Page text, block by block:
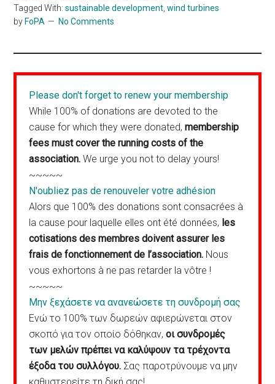
Tagged With:sustainable development ,wind turbines
by FoPA No Comments
Please don't forget to renew your membership
While 100% of donations are devoted to the
cause for which they were donated,membership
fees must cover the running costs of the
association. We urge you not to delay yours!
~~~~~
N'oubliez pas de renouveler votre adhésion
Alors que 100% des donations sont consacrées à
la cause pour laquelle elles ont été données, les
cotisations des membres doivent assurer les
frais de fonctionnement de l’association. Nous
vous exhortons à ne pas retarder la vôtre !
~~~~~
Μην ξεχάσετε να ανανεώσετε τη συνδρομή σας
Ενώ το 100% των δωρεών αφιερώνεται στον
σκοπό για τον οποίο δόθηκαν,οι συνδρομές
των μελών πρέπει να καλύψουν τα τρέχοντα
έξοδα του συλλόγου. Σας παροτρύνουμε να μην